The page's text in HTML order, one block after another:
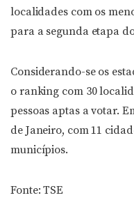
localidades com os
para a segunda etapa
Considerando-se os
o ranking com 30
pessoas aptas a votar.
de Janeiro, com 11
municípios.
Fonte: TSE